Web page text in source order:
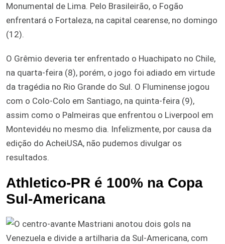
Monumental de Lima. Pelo Brasileirão, o Fogão
enfrentará o Fortaleza, na capital cearense, no domingo
(12).
O Grêmio deveria ter enfrentado o Huachipato no Chile,
na quarta-feira (8), porém, o jogo foi adiado em virtude
da tragédia no Rio Grande do Sul. O Fluminense jogou
com o Colo-Colo em Santiago, na quinta-feira (9),
assim como o Palmeiras que enfrentou o Liverpool em
Montevidéu no mesmo dia. Infelizmente, por causa da
edição do AcheiUSA, não pudemos divulgar os
resultados.
Athletico-PR é 100% na Copa
Sul-Americana